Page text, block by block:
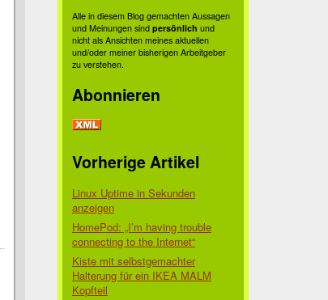
Alle in diesem Blog gemachten Aussagen
und Meinungen sind persönlich und
nicht als Ansichten meines aktuellen
und/oder meiner bisherigen Arbeitgeber
zu verstehen.
Abonnieren
Vorherige Artikel
Linux Uptime in Sekunden
anzeigen
HomePod: „I’m having trouble
connecting to the Internet“
Kiste mit selbstgemachter
Halterung für ein IKEA MALM
Kopfteil